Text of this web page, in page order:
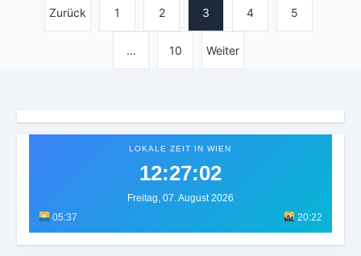
Zurück 1 2 3 4 5
… 10 Weiter
LOKALE ZEIT IN WIEN
12:27:05
Freitag, 07. August 2026
05:37
20:22